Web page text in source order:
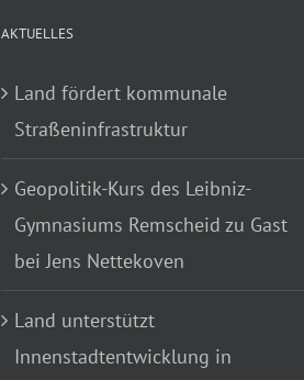
AKTUELLES
Land fördert kommunale
Straßeninfrastruktur
Geopolitik-Kurs des Leibniz-
Gymnasiums Remscheid zu Gast
bei Jens Nettekoven
Land unterstützt
Innenstadtentwicklung in